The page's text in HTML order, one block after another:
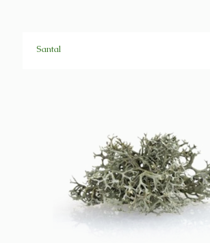
Santal